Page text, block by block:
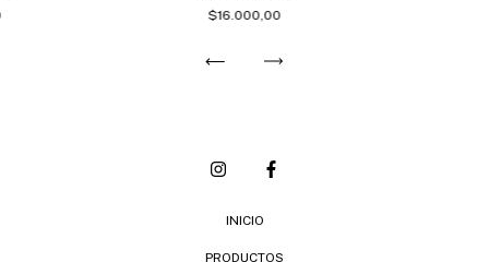
$16.000,00
INICIO
PRODUCTOS